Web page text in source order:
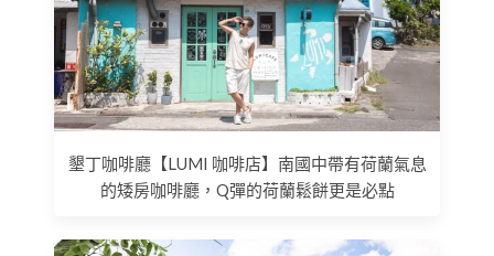
墾丁咖啡廳【LUMI 咖啡店】南國中帶有荷蘭氣息
的矮房咖啡廳，Q彈的荷蘭鬆餅更是必點